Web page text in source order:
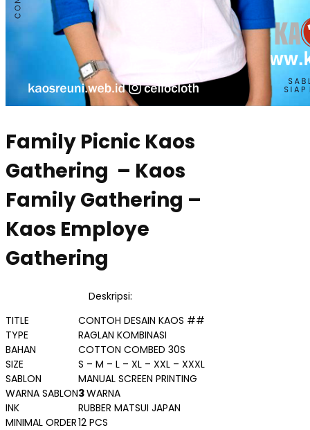
Family Picnic Kaos
Gathering – Kaos
Family Gathering –
Kaos Employe
Gathering
Deskripsi:
TITLE
CONTOH DESAIN KAOS ##
TYPE
RAGLAN KOMBINASI
BAHAN
COTTON COMBED 30S
SIZE
S – M – L – XL – XXL – XXXL
SABLON
MANUAL SCREEN PRINTING
WARNA SABLON3WARNA
INK
RUBBER MATSUI JAPAN
MINIMAL ORDER12 PCS